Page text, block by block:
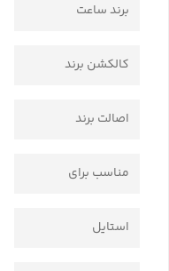
برند ساعت
کالکشن برند
اصالت برند
مناسب برای
استایل